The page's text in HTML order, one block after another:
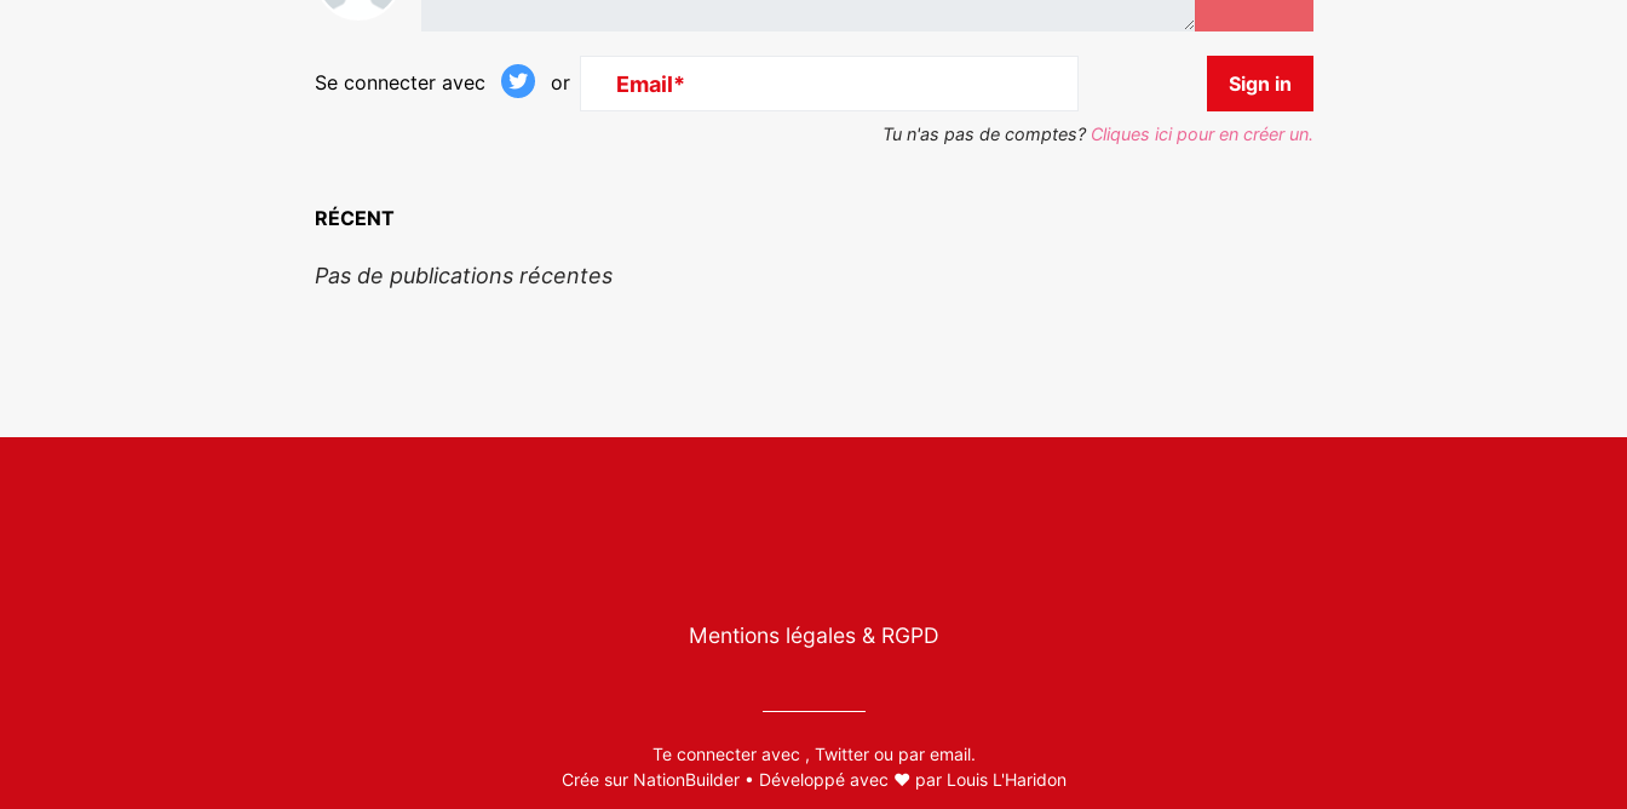
Se connecter avec or Email*
Tu n'as pas de comptes? Cliques ici pour en créer un.
RÉCENT
Pas de publications récentes
Mentions légales & RGPD
Te connecter avec , Twitterou par email.
Crée sur NationBuilder• Développé avec ❤️ par Louis L'Haridon